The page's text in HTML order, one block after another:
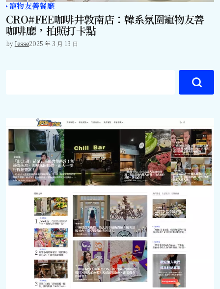
寵物友善餐廳
CRO#FEE咖啡井敦南店：韓系氛圍寵物友善
咖啡廳，拍照打卡點
byJesse2025 年 3 月 13 日